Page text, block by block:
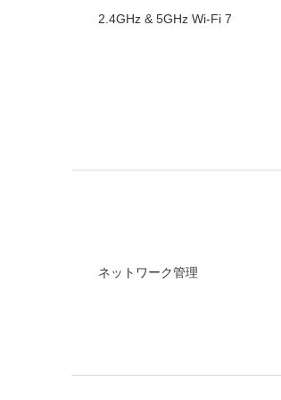
2.4GHz & 5GHz Wi-Fi 7
ネットワーク管理